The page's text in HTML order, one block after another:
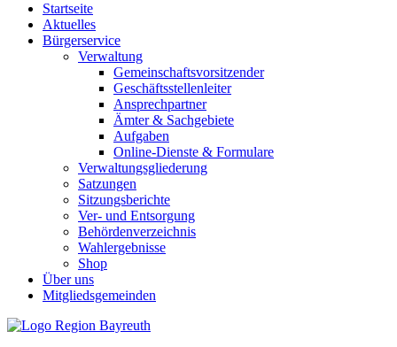
Startseite
Aktuelles
Bürgerservice
Verwaltung
Gemeinschaftsvorsitzender
Geschäftsstellenleiter
Ansprechpartner
Ämter & Sachgebiete
Aufgaben
Online-Dienste & Formulare
Verwaltungsgliederung
Satzungen
Sitzungsberichte
Ver- und Entsorgung
Behördenverzeichnis
Wahlergebnisse
Shop
Über uns
Mitgliedsgemeinden